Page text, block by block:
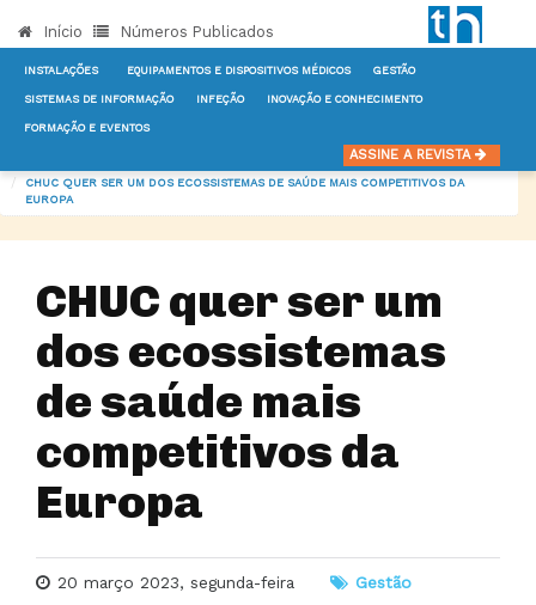
Início Números Publicados
INSTALAÇÕES EQUIPAMENTOS E DISPOSITIVOS MÉDICOS GESTÃO
SISTEMAS DE INFORMAÇÃO INFEÇÃO INOVAÇÃO E CONHECIMENTO
FORMAÇÃO E EVENTOS
ASSINE A REVISTA
CHUC QUER SER UM DOS ECOSSISTEMAS DE SAÚDE MAIS COMPETITIVOS DA
EUROPA
CHUC quer ser um
dos ecossistemas
de saúde mais
competitivos da
Europa
20 março 2023, segunda-feira Gestão